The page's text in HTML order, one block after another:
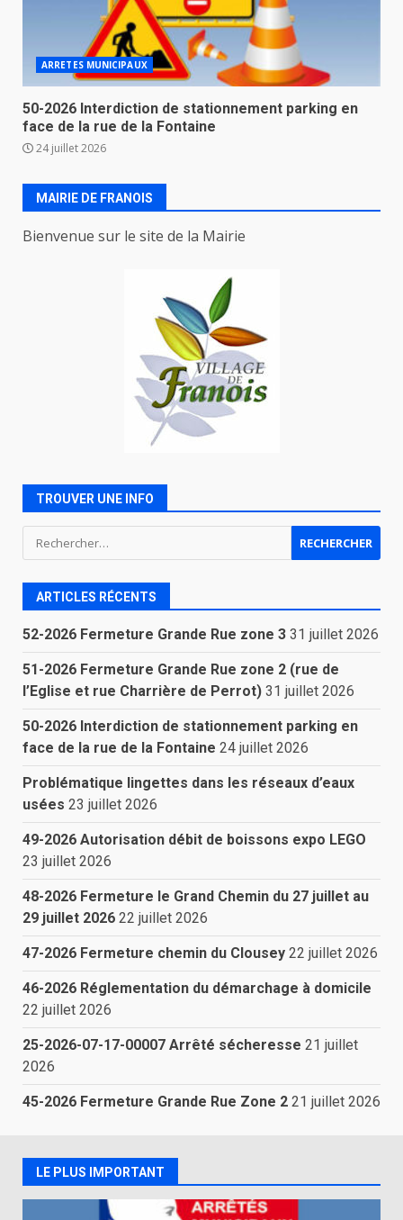
ARRETES MUNICIPAUX
50-2026 Interdiction de stationnement parking en
face de la rue de la Fontaine
24 juillet 2026
MAIRIE DE FRANOIS
Bienvenue sur le site de la Mairie
TROUVER UNE INFO
Rechercher :
ARTICLES RÉCENTS
52-2026 Fermeture Grande Rue zone 3 31 juillet 2026
51-2026 Fermeture Grande Rue zone 2 (rue de
l’Eglise et rue Charrière de Perrot) 31 juillet 2026
50-2026 Interdiction de stationnement parking en
face de la rue de la Fontaine 24 juillet 2026
Problématique lingettes dans les réseaux d’eaux
usées 23 juillet 2026
49-2026 Autorisation débit de boissons expo LEGO
23 juillet 2026
48-2026 Fermeture le Grand Chemin du 27 juillet au
29 juillet 2026 22 juillet 2026
47-2026 Fermeture chemin du Clousey 22 juillet 2026
46-2026 Réglementation du démarchage à domicile
22 juillet 2026
25-2026-07-17-00007 Arrêté sécheresse 21 juillet
2026
45-2026 Fermeture Grande Rue Zone 2 21 juillet 2026
LE PLUS IMPORTANT